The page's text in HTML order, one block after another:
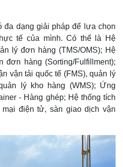
đa dạng giải pháp để lựa chọn
tế của mình. Có thể là Hệ
lý đơn hàng (TMS/OMS); Hệ
đơn hàng (Sorting/Fulfillment);
vận tải quốc tế (FMS), quản lý
lý kho hàng (WMS); Ứng
- Hàng ghép; Hệ thống tích
điện tử, sàn giao dịch vận